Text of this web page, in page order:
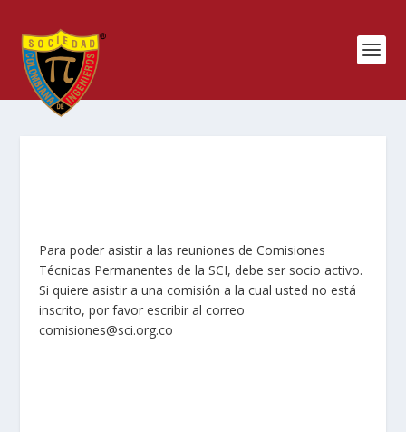
Para poder asistir a las reuniones de Comisiones
Técnicas Permanentes de la SCI, debe ser socio activo.
Si quiere asistir a una comisión a la cual usted no está
inscrito, por favor escribir al correo
comisiones@sci.org.co